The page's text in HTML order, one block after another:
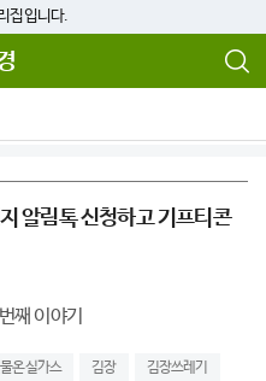
집입니다.
알림톡 신청하고 기프티콘
째 이야기
온실가스 김장 김장쓰레기